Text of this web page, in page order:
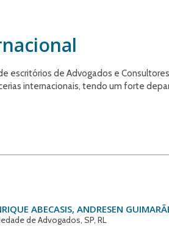
escritórios de Advogados e
internacionais, tendo um forte
ABECASIS, ANDRESEN
de Advogados, SP, RL